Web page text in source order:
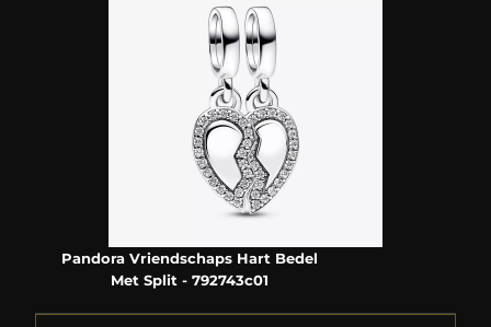
Pandora Vriendschaps Hart Bedel
Met Split - 792743c01